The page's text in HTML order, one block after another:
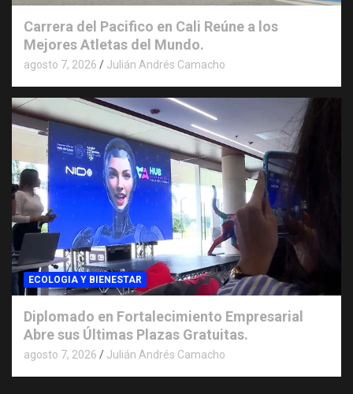
Carrera del Pacifico en Cali Reúne a los
Mejores Atletas del Mundo.
agosto 7, 2026 Julián Andrés Camacho
ECOLOGIA Y BIENESTAR
Diplomado en Fortalecimiento Empresarial
Abre sus Últimas Plazas Gratuitas.
agosto 7, 2026 Julián Andrés Camacho